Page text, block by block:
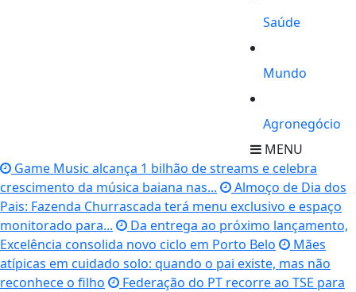
Saúde
Mundo
Agronegócio
MENU
Game Music alcança 1 bilhão de streams e celebra
crescimento da música baiana nas...
Almoço de Dia dos
Pais: Fazenda Churrascada terá menu exclusivo e espaço
monitorado para...
Da entrega ao próximo lançamento,
Excelência consolida novo ciclo em Porto Belo
Mães
atípicas em cuidado solo: quando o pai existe, mas não
reconhece o filho
Federação do PT recorre ao TSE para